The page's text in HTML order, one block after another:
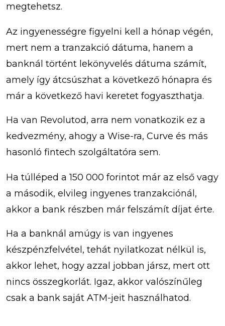
megtehetsz.
Az ingyenességre figyelni kell a hónap végén,
mert nem a tranzakció dátuma, hanem a
banknál történt lekönyvelés dátuma számít,
amely így átcsúszhat a következő hónapra és
már a következő havi keretet fogyaszthatja.
Ha van Revolutod, arra nem vonatkozik ez a
kedvezmény, ahogy a Wise-ra, Curve és más
hasonló fintech szolgáltatóra sem.
Ha túlléped a 150 000 forintot már az első vagy
a második, elvileg ingyenes tranzakciónál,
akkor a bank részben már felszámít díjat érte.
Ha a banknál amúgy is van ingyenes
készpénzfelvétel, tehát nyilatkozat nélkül is,
akkor lehet, hogy azzal jobban jársz, mert ott
nincs összegkorlát. Igaz, akkor valószínűleg
csak a bank saját ATM-jeit használhatod.